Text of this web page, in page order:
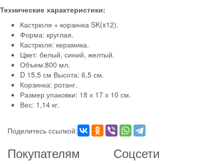
Технические характеристики:
Кастрюля + корзинка SK(x12).
Форма: круглая.
Кастрюля: керамика.
Цвет: белый, синий, желтый.
Объем:800 мл.
D 15,5 см Высота: 6,5 см.
Корзинка: ротанг.
Размер упаковки: 18 х 17 х 10 см.
Вес: 1,14 кг.
Поделитесь ссылкой:
Покупателям Соцсети